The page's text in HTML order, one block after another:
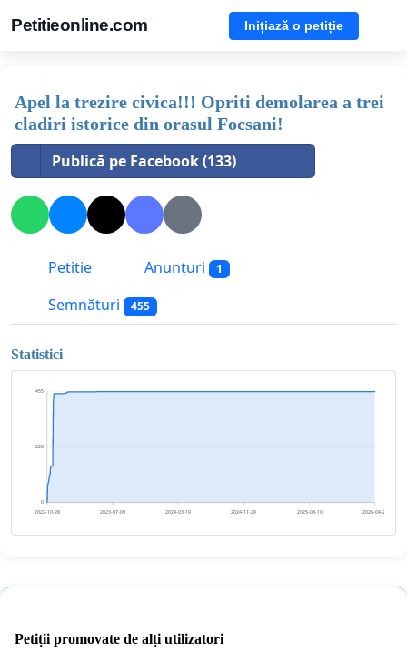
Petitieonline.com Inițiază o petiție
Apel la trezire civica!!! Opriti demolarea a trei
cladiri istorice din orasul Focsani!
Publică pe Facebook (133)
Petitie Anunțuri 1
Semnături 455
Statistici
0
228
455
2022-10-28 2023-07-09 2024-03-19 2024-11-29 2025-08-10 2026-04-21
Petiții promovate de alți utilizatori